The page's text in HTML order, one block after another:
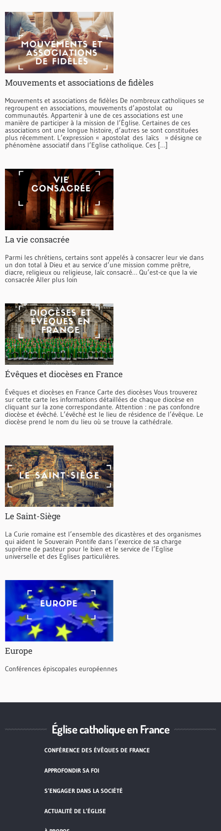
Mouvements et associations de fidèles
Mouvements et associations de fidèles De nombreux catholiques se
regroupent en associations, mouvements d’apostolat ou
communautés. Appartenir à une de ces associations est une
manière de participer à la mission de l’Église. Certaines de ces
associations ont une longue histoire, d’autres se sont constituées
plus récemment. L’expression « apostolat des laïcs » désigne ce
phénomène associatif dans l’Eglise catholique. Ces […]
La vie consacrée
Parmi les chrétiens, certains sont appelés à consacrer leur vie dans
un don total à Dieu et au service d’une mission comme prêtre,
diacre, religieux ou religieuse, laïc consacré… Qu’est-ce que la vie
consacrée Aller plus loin
Évêques et diocèses en France
Évêques et diocèses en France Carte des diocèses Vous trouverez
sur cette carte les informations détaillées de chaque diocèse en
cliquant sur la zone correspondante. Attention : ne pas confondre
diocèse et évêché. L’évêché est le lieu de résidence de l’évêque. Le
diocèse prend le nom du lieu où se trouve la cathédrale.
Le Saint-Siège
La Curie romaine est l’ensemble des dicastères et des organismes
qui aident le Souverain Pontife dans l’exercice de sa charge
suprême de pasteur pour le bien et le service de l’Eglise
universelle et des Eglises particulières.
Europe
Conférences épiscopales européennes
Église catholique en France
CONFÉRENCE DES ÉVÊQUES DE FRANCE
APPROFONDIR SA FOI
S’ENGAGER DANS LA SOCIÉTÉ
ACTUALITÉ DE L’ÉGLISE